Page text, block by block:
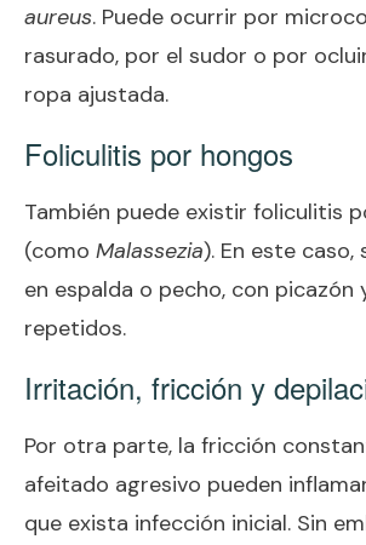
aureus. Puede ocurrir por
rasurado, por el sudor o por
ropa ajustada.
Foliculitis por hongos
También puede existir foliculitis
(como Malassezia). En este caso,
en espalda o pecho, con picazón
repetidos.
Irritación, fricción y
Por otra parte, la fricción
afeitado agresivo pueden
que exista infección inicial. Sin